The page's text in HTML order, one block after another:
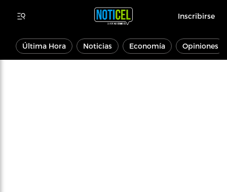
Inscribirse
Última Hora Noticias Economía Opiniones